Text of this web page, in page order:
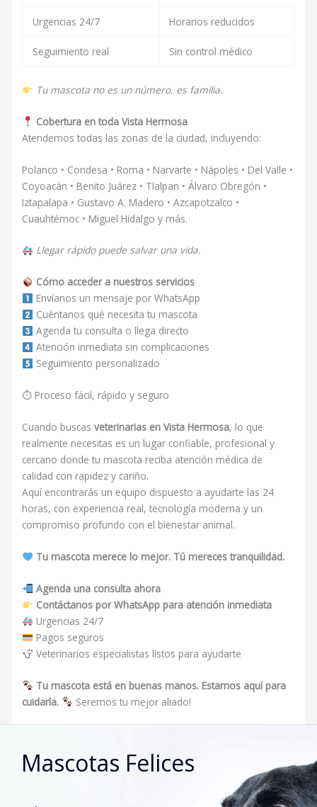
Urgencias 24/7 Horarios reducidos
Seguimiento real Sin control médico
Tu mascota no es un número, es familia.
Cobertura en toda Vista Hermosa
Atendemos todas las zonas de la ciudad, incluyendo:
Polanco • Condesa • Roma • Narvarte • Nápoles • Del Valle •
Coyoacán • Benito Juárez • Tlalpan • Álvaro Obregón •
Iztapalapa • Gustavo A. Madero • Azcapotzalco •
Cuauhtémoc • Miguel Hidalgo y más.
Llegar rápido puede salvar una vida.
Cómo acceder a nuestros servicios
Envíanos un mensaje por WhatsApp
Cuéntanos qué necesita tu mascota
Agenda tu consulta o llega directo
Atención inmediata sin complicaciones
Seguimiento personalizado
⏱ Proceso fácil, rápido y seguro
Cuando buscasveterinarias en Vista Hermosa, lo que
realmente necesitas es un lugar confiable, profesional y
cercano donde tu mascota reciba atención médica de
calidad con rapidez y cariño.
Aquí encontrarás un equipo dispuesto a ayudarte las 24
horas, con experiencia real, tecnología moderna y un
compromiso profundo con el bienestar animal.
Tu mascota merece lo mejor. Tú mereces tranquilidad.
Agenda una consulta ahora
Contáctanos por WhatsApp para atención inmediata
Urgencias 24/7
Pagos seguros
Veterinarios especialistas listos para ayudarte
Tu mascota está en buenas manos. Estamos aquí para
cuidarla.
Seremos tu mejor aliado!
Mascotas Felices